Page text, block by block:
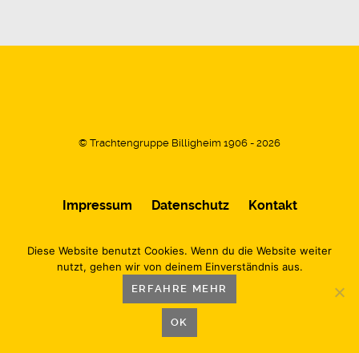
© Trachtengruppe Billigheim 1906 - 2026
Impressum Datenschutz Kontakt
Diese Website benutzt Cookies. Wenn du die Website weiter
nutzt, gehen wir von deinem Einverständnis aus.
ERFAHRE MEHR
OK